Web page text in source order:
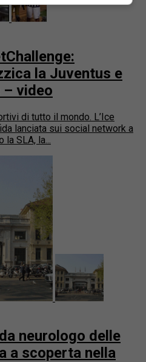
la Juventus e
– video
di tutto il mondo. L’Ice
lanciata sui social network a
SLA, la...
neurologo delle
a scoperta nella